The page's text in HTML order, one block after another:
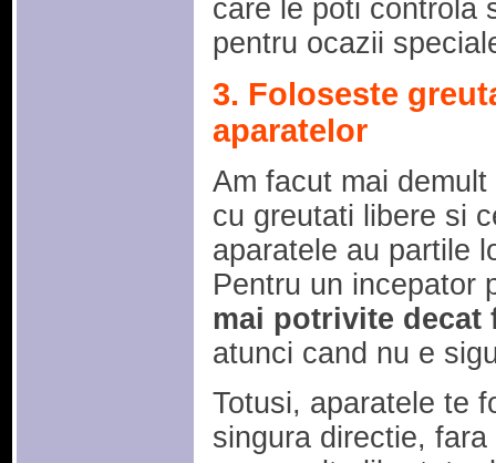
care le poti controla
pentru ocazii
3. Foloseste
aparatelor
Am facut mai
cu greutati libere si
aparatele au partile
Pentru un incepator
mai potrivite
atunci cand nu e
Totusi, aparatele te
singura directie,